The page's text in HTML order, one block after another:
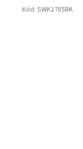
Kód: SWK1785BK